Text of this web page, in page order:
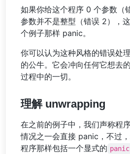
如果你给这个程序 0 个参数（
参数并不是整型（错误 2），
个例子那样 panic。
你可以认为这种风格的错误处
的公牛。它会冲向任何它想去
过程中的一切。
理解 unwrapping
在之前的例子中，我们声称程
情况之一会直接 panic，不过
程序那样包括一个显式的 panic